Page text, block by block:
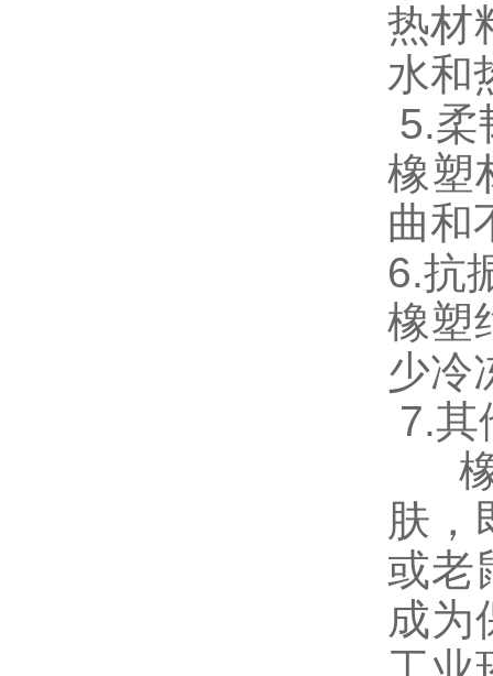
热材
水和
5.柔
橡塑
曲和
6.抗
橡塑
少冷
7.其
橡
肤，
或老
成为